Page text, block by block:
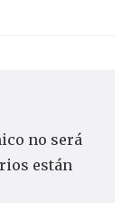
no será
están